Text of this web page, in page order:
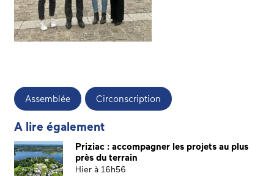
Assemblée Circonscription
A lire également
Priziac : accompagner les projets au plus
près du terrain
Hier à 16h56